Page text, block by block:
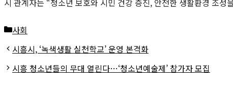
카
테
고
사회
시흥시, ‘녹색생활 실천학교’ 운영 본격화
시흥 청소년들의 무대 열린다…‘청소년예술제’ 참가자 모집